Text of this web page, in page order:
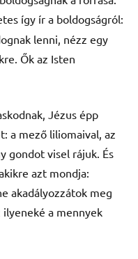
így ír a boldogságról:
lenni, nézz egy
Ők az Isten
Jézus épp
a mező liliomaival, az
gondot visel rájuk. És
azt mondja:
akadályozzátok meg
a mennyek